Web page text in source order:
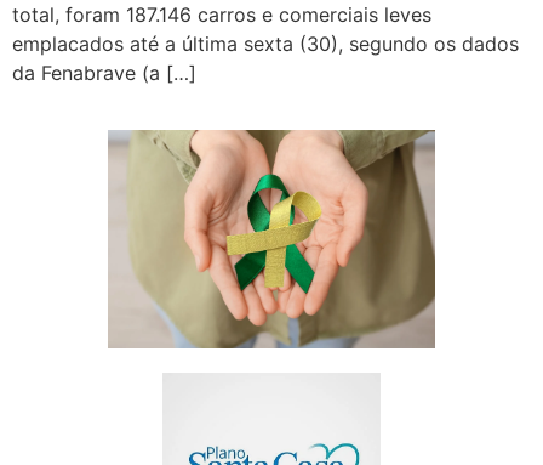
total, foram 187.146 carros e comerciais leves
emplacados até a última sexta (30), segundo os dados
da Fenabrave (a […]